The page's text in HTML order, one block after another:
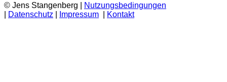
© Jens Stangenberg |
Nutzungsbedingungen
Datenschutz Impressum Kontakt